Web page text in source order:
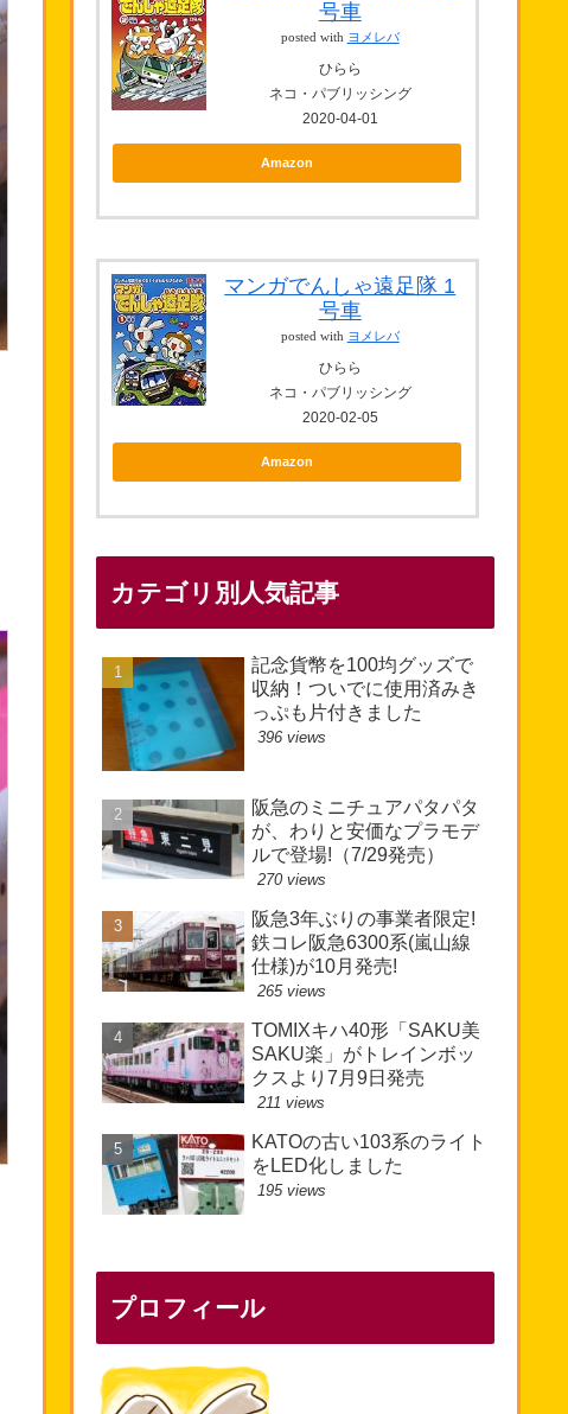
号車
posted with ヨメレバ
ひらら
ネコ・パブリッシング
2020-04-01
Amazon
マンガでんしゃ遠足隊 1
号車
posted with ヨメレバ
ひらら
ネコ・パブリッシング
2020-02-05
Amazon
カテゴリ別人気記事
記念貨幣を100均グッズで
収納！ついでに使用済みき
っぷも片付きました
396 views
阪急のミニチュアパタパタ
が、わりと安価なプラモデ
ルで登場!（7/29発売）
270 views
阪急3年ぶりの事業者限定!
鉄コレ阪急6300系(嵐山線
仕様)が10月発売!
265 views
TOMIXキハ40形「SAKU美
SAKU楽」がトレインボッ
クスより7月9日発売
211 views
KATOの古い103系のライト
をLED化しました
195 views
プロフィール